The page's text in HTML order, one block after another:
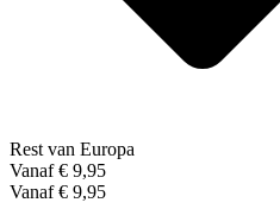
Rest van Europa
Vanaf € 9,95
Vanaf € 9,95